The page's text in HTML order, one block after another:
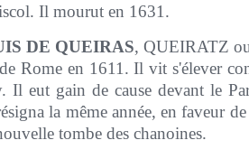
Il mourut en 1631.
DE QUEIRAS, QUEIRATZ
Rome en 1611. Il vit s'élever
Il eut gain de cause devant le
la même année, en faveur
tombe des chanoines.